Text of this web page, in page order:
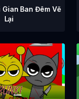
Ban Đêm Vẽ
Lại